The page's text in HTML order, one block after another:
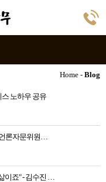
Home - Blog
노하우 공유
언론자문위원…
이죠" - 김수진 …